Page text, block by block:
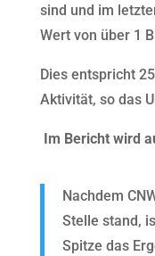
sind und im
Wert von über 1
Dies entspricht
Aktivität, so das
Im Bericht wird
Nachdem
Stelle stand,
Spitze das